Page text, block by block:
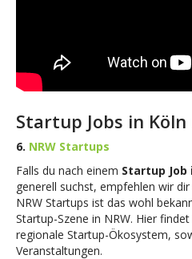
Startup Jobs in Köln
6. NRW Startups
Falls du nach einem Startup Job
generell suchst, empfehlen wir
NRW Startups ist das wohl
Startup-Szene in NRW. Hier
regionale Startup-Ökosystem,
Veranstaltungen.